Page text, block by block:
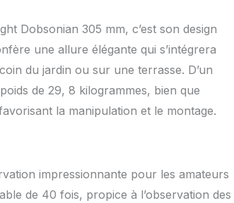
Dobsonian 305 mm, c’est son design
une allure élégante qui s’intégrera
du jardin ou sur une terrasse. D’un
de 29, 8 kilogrammes, bien que
la manipulation et le montage.
impressionnante pour les amateurs
de 40 fois, propice à l’observation des